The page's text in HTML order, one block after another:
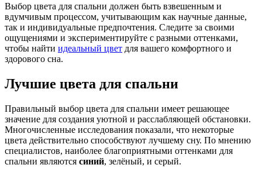
Выбор цвета для спальни должен быть взвешенным и
вдумчивым процессом, учитывающим как научные данные,
так и индивидуальные предпочтения. Следите за своими
ощущениями и экспериментируйте с разными оттенками,
чтобы найти идеальный цвет для вашего комфортного и
здорового сна.
Лучшие цвета для спальни
Правильный выбор цвета для спальни имеет решающее
значение для создания уютной и расслабляющей обстановки.
Многочисленные исследования показали, что некоторые
цвета действительно способствуют лучшему сну. По мнению
специалистов, наиболее благоприятными оттенками для
спальни являются синий, зелёный, и серый.